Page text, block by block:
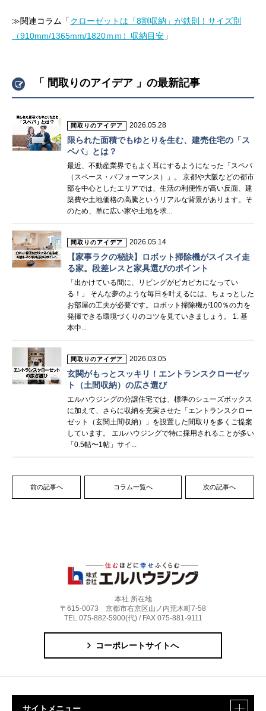
≫関連コラム「クローゼットは「8割収納」が鉄則！サイズ別
（910mm/1365mm/1820ｍｍ）収納目安 」
「 間取りのアイデア 」の最新記事
間取りのアイデア 2026.05.28
限られた面積でもゆとりを生む、建売住宅の「ス
ペパ」とは？
最近、不動産業界でもよく耳にするようになった「スペパ
（スペース・パフォーマンス）」。 京都や大阪などの都市
部を中心としたエリアでは、生活の利便性が高い反面、建
築費や土地価格の高騰というリアルな背景があります。そ
のため、単に広い家や土地を求...
間取りのアイデア 2026.05.14
【家事ラクの秘訣】ロボット掃除機がスイスイ走
る家。段差レスと家具選びのポイント
「出かけている間に、リビングがピカピカになってい
る！」 そんな夢のような毎日を叶えるには、ちょっとした
お部屋の工夫が必要です。ロボット掃除機が100％の力を
発揮できる環境づくりのコツを見ていきましょう。 1. 基
本中...
間取りのアイデア 2026.03.05
玄関がもっとスッキリ！エントランスクローゼッ
ト（土間収納）の広さ選び
エルハウジングの分譲住宅では、標準のシューズボックス
に加えて、さらに収納を充実させた「エントランスクロー
ゼット（玄関土間収納）」を設置した間取りを多くご提案
しています。 エルハウジングで特に採用されることが多い
「0.5帖〜1帖」サイ...
前の記事へ コラム一覧へ 次の記事へ
本社 所在地
〒615-0073 京都市右京区山ノ内荒木町7-58
TEL 075-882-5900(代) / FAX 075-881-9111
コーポレートサイトへ
サイトメニュー